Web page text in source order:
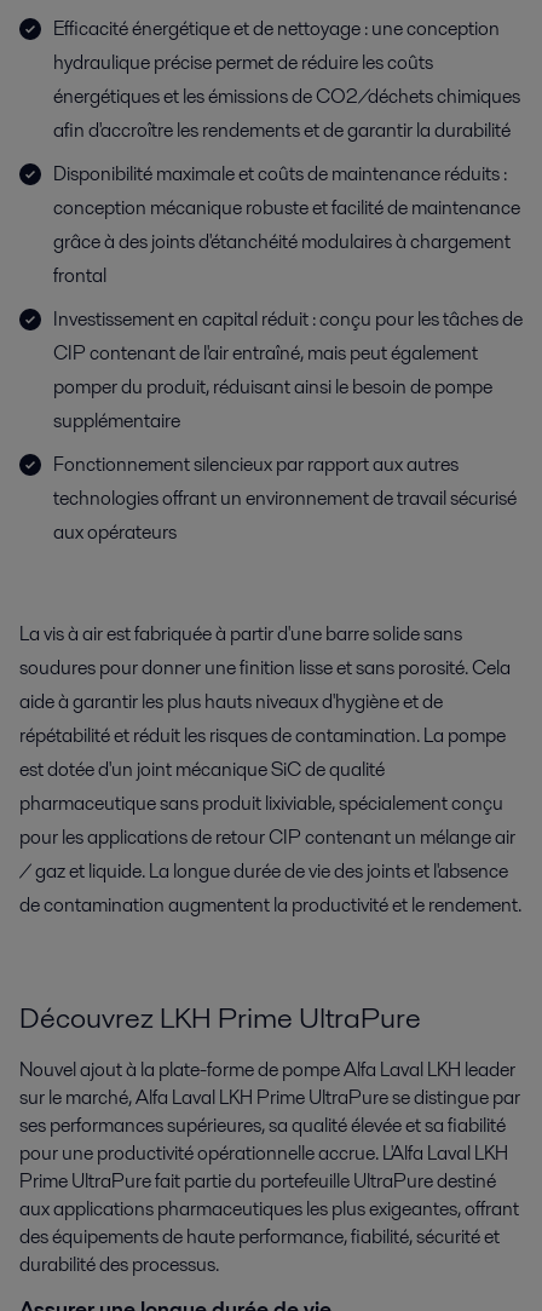
Efficacité énergétique et de nettoyage : une conception
hydraulique précise permet de réduire les coûts
énergétiques et les émissions de CO2/déchets chimiques
afin d'accroître les rendements et de garantir la durabilité
Disponibilité maximale et coûts de maintenance réduits :
conception mécanique robuste et facilité de maintenance
grâce à des joints d'étanchéité modulaires à chargement
frontal
Investissement en capital réduit : conçu pour les tâches de
CIP contenant de l'air entraîné, mais peut également
pomper du produit, réduisant ainsi le besoin de pompe
supplémentaire
Fonctionnement silencieux par rapport aux autres
technologies offrant un environnement de travail sécurisé
aux opérateurs
La vis à air est fabriquée à partir d'une barre solide sans
soudures pour donner une finition lisse et sans porosité. Cela
aide à garantir les plus hauts niveaux d'hygiène et de
répétabilité et réduit les risques de contamination. La pompe
est dotée d'un joint mécanique SiC de qualité
pharmaceutique sans produit lixiviable, spécialement conçu
pour les applications de retour CIP contenant un mélange air
/ gaz et liquide. La longue durée de vie des joints et l'absence
de contamination augmentent la productivité et le rendement.
Découvrez LKH Prime UltraPure
Nouvel ajout à la plate-forme de pompe Alfa Laval LKH leader
sur le marché, Alfa Laval LKH Prime UltraPure se distingue par
ses performances supérieures, sa qualité élevée et sa fiabilité
pour une productivité opérationnelle accrue. L'Alfa Laval LKH
Prime UltraPure fait partie du portefeuille UltraPure destiné
aux applications pharmaceutiques les plus exigeantes, offrant
des équipements de haute performance, fiabilité, sécurité et
durabilité des processus.